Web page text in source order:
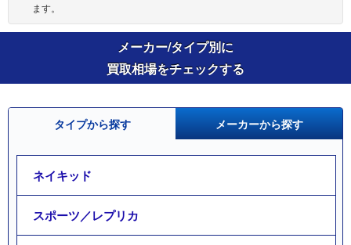
ます。
メーカー/タイプ別に
買取相場をチェックする
タイプから探す メーカーから探す
ネイキッド
スポーツ／レプリカ